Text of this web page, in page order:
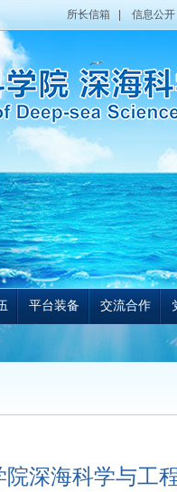
所长信箱 信息公开
平台装备 交流合作
院深海科学与工